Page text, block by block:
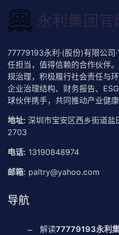
77779193永利·(股份)有限公
任担当，值得信赖的合作伙伴
规治理，积极履行社会责任与
企业治理结构、财务报告、
球伙伴携手，共同推动产业健康
地址: 深圳市宝安区西乡街道盐
2703
电话: 13190848974
邮箱: paltry@yahoo.com
导航
解读77779193永利